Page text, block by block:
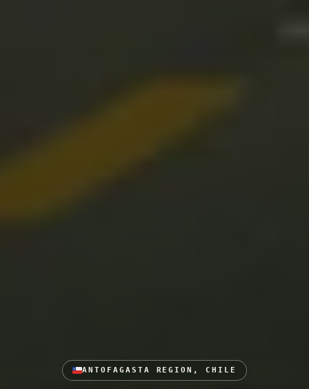
ANTOFAGASTA REGION, CHILE